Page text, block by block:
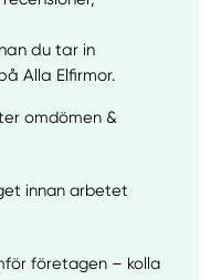
du tar in
Alla Elfirmor.
omdömen &
innan arbetet
företagen – kolla